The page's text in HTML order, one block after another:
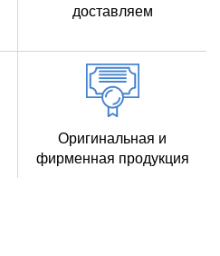
доставляем
Оригинальная и
фирменная продукция